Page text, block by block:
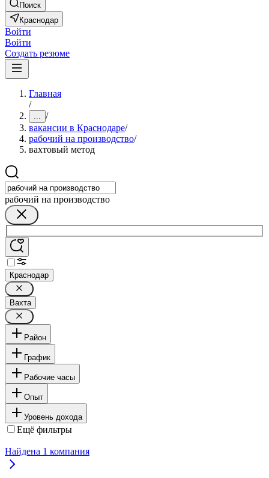
Поиск
Краснодар
Войти
Войти
Создать резюме
Главная
/
... /
вакансии в Краснодаре/
рабочий на производство/
вахтовый метод
рабочий на производство
Краснодар
Вахта
Район
График
Рабочие часы
Опыт
Уровень дохода
Ещё фильтры
Найдена 1 компания